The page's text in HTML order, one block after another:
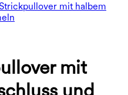
mit halbem
mit
und